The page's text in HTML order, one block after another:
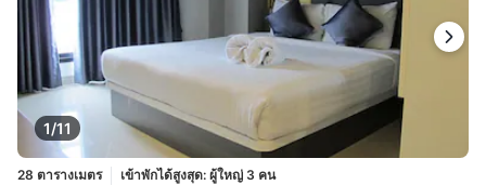
1/11
28 ตารางเมตร เข้าพักได้สูงสุด: ผู้ใหญ่ 3 คน